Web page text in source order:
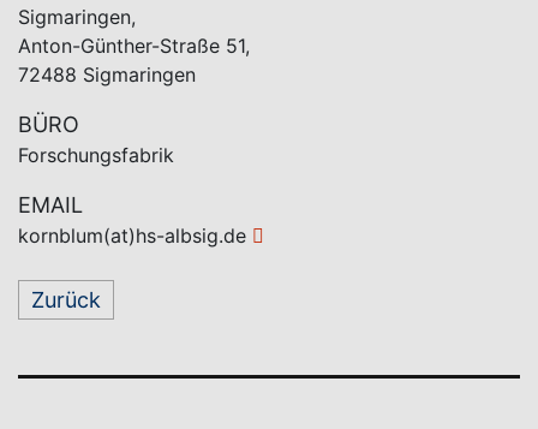
Sigmaringen,
Anton-Günther-Straße 51,
72488 Sigmaringen
BÜRO
Forschungsfabrik
EMAIL
kornblum(at)hs-albsig.de
Zurück